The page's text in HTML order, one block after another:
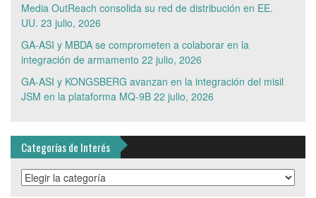
Media OutReach consolida su red de distribución en EE.
UU. 23 julio, 2026
GA-ASI y MBDA se comprometen a colaborar en la
integración de armamento 22 julio, 2026
GA-ASI y KONGSBERG avanzan en la integración del misil
JSM en la plataforma MQ-9B 22 julio, 2026
Categorías de Interés
Categorías
de